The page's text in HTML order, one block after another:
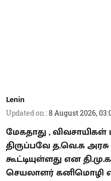
Lenin
Updated on :8 August 2026,
மேகதாது ,
திருப்பவே த.வெ.க
கூட்டியுள்ளது என
செயலாளர் கனிமொழி